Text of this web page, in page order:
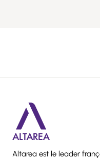
Altarea est le leader